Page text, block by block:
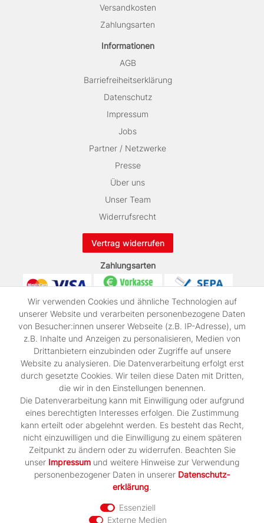
Versandkosten
Zahlungsarten
Informationen
AGB
Barriefreiheitserklärung
Datenschutz
Impressum
Jobs
Partner / Netzwerke
Presse
Über uns
Unser Team
Widerrufsrecht
Vertrag widerrufen
Zahlungsarten
Wir verschicken mit
FOLGT UNS AUF
UNSER PARTNERSHOP
Wir verwenden Cookies und ähnliche Technologien auf
unserer Website und verarbeiten personenbezogene Daten
von Besucher:innen unserer Webseite (z.B. IP-Adresse), um
z.B. Inhalte und Anzeigen zu personalisieren, Medien von
Drittanbietern einzubinden oder Zugriffe auf unsere
Website zu analysieren. Die Datenverarbeitung erfolgt erst
durch gesetzte Cookies. Wir teilen diese Daten mit Dritten,
die wir in den Einstellungen benennen.
Die Datenverarbeitung kann mit Einwilligung oder aufgrund
eines berechtigten Interesses erfolgen. Die Zustimmung
kann erteilt oder abgelehnt werden. Es besteht das Recht,
nicht einzuwilligen und die Einwilligung zu einem späteren
Zeitpunkt zu ändern oder zu widerrufen. Beachten Sie
unser Impressum und weitere Hinweise zur Verwendung
personenbezogener Daten in unserer Daten­schutz­
erklärung.
Essenziell
Externe Medien